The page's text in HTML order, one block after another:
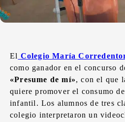
El Colegio María
como ganador en el concurso
«Presume de mí», con el que
quiere promover el consumo
infantil. Los alumnos de tres
colegio interpretaron un